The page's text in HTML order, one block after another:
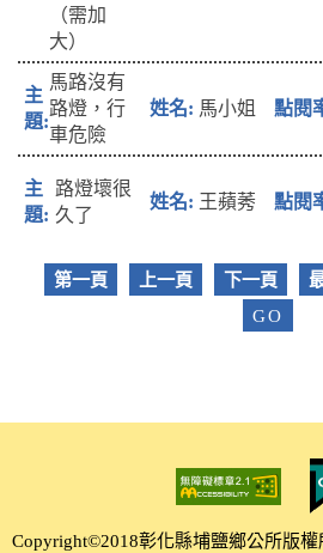
（需加
大）
馬路沒有
路燈，行
車危險
馬小姐
路燈壞很
久了
王蘋莠
第一頁 上一頁 下一頁
Copyright©2018彰化縣埔鹽鄉公所版權